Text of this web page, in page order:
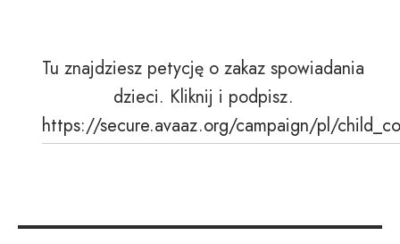
Tu znajdziesz petycję o zakaz spowiadania
dzieci. Kliknij i podpisz.
https://secure.avaaz.org/campaign/pl/